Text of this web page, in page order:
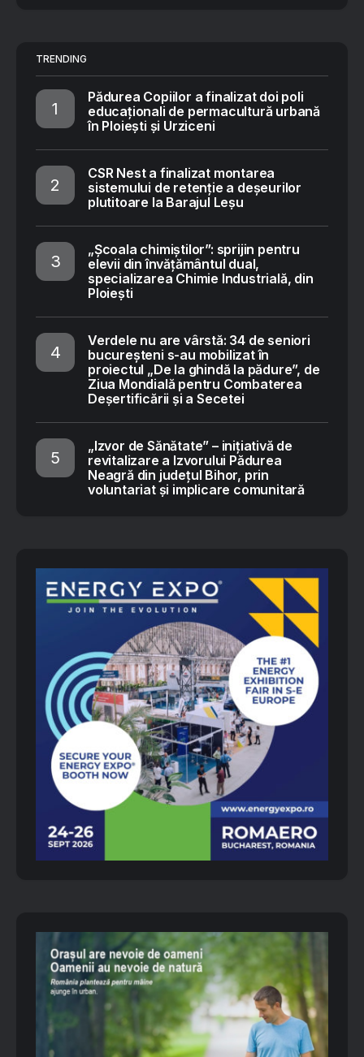
TRENDING
Pădurea Copiilor a finalizat doi poli
educaționali de permacultură urbană
în Ploiești și Urziceni
CSR Nest a finalizat montarea
sistemului de retenție a deșeurilor
plutitoare la Barajul Leșu
„Școala chimiștilor”: sprijin pentru
elevii din învățământul dual,
specializarea Chimie Industrială, din
Ploiești
Verdele nu are vârstă: 34 de seniori
bucureșteni s-au mobilizat în
proiectul „De la ghindă la pădure”, de
Ziua Mondială pentru Combaterea
Deșertificării și a Secetei
„Izvor de Sănătate” – inițiativă de
revitalizare a Izvorului Pădurea
Neagră din județul Bihor, prin
voluntariat și implicare comunitară